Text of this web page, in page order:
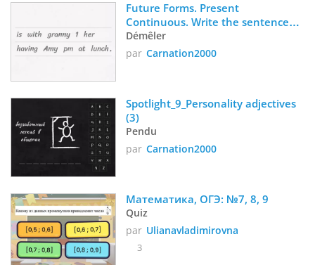
Future Forms. Present
Continuous. Write the sentences
in the correct order.
Démêler
par Carnation2000
Spotlight_9_Personality adjectives
(3)
Pendu
par Carnation2000
Математика, ОГЭ: №7, 8, 9
Quiz
par Ulianavladimirovna
3